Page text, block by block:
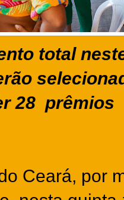
total
28 prêmios
Ceará, por